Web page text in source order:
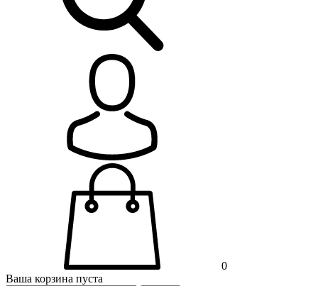
0
Ваша корзина пуста